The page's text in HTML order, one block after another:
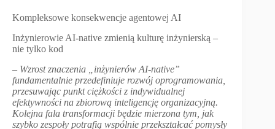
Kompleksowe konsekwencje agentowej AI
Inżynierowie AI-native zmienią kulturę inżynierską –
nie tylko kod
– Wzrost znaczenia inżynierów AI-native”
fundamentalnie przedefiniuje rozwój oprogramowania,
przesuwając punkt ciężkości z indywidualnej
efektywności na zbiorową inteligencję organizacyjną.
Kolejna fala transformacji będzie mierzona tym, jak
szybko zespoły potrafią wspólnie przekształcać pomysły